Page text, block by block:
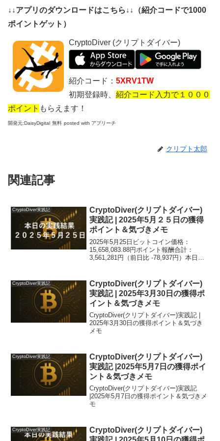
↓↓アプリのダウンロードはこちら↓↓（紹介コードで1000
ポイントゲット）
CryptoDiver (クリプトダイバー)
紹介コード： 5XRV1TW
初期登録時、 紹介コード入力で１０００
ポイント もらえます！
開発元:DaisyDigital 無料 posted with アプリーチ
クリプト太郎
関連記事
CryptoDiver実践記
CryptoDiver(クリプトダイバー)
実践記 | 2025年5月２５日の獲得
ポイント＆気づきメモ
2025年5月25日ビットコイン価格：
15,658,083.88円ポイント報酬合計：
3,561,281円（前日比 -78,937円）本日ト
いと思います。ドローン・ダイビ...
CryptoDiver実践記
CryptoDiver(クリプトダイバー)
実践記 | 2025年3月30日の獲得ポ
イント＆気づきメモ
CryptoDiver(クリプトダイバー)実践記 |
2025年3月30日の獲得ポイント＆気づき
メモ
CryptoDiver実践記
CryptoDiver(クリプトダイバー)
実践記 |2025年5月7日の獲得ポイ
ント＆気づきメモ
CryptoDiver(クリプトダイバー)実践記
|2025年5月7日の獲得ポイント＆気づきメ
モ
CryptoDiver実践記
CryptoDiver(クリプトダイバー)